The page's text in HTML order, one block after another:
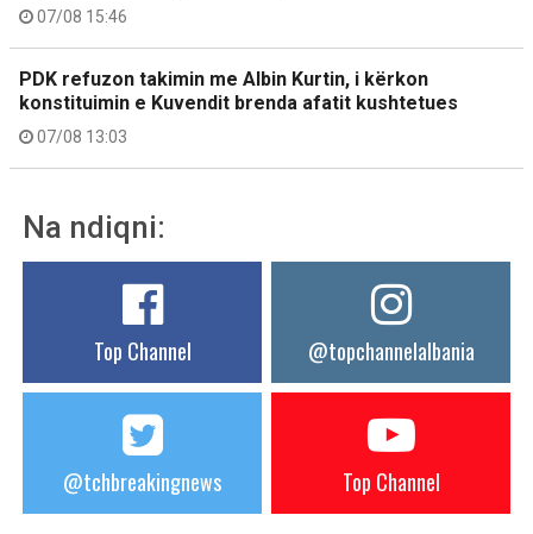
07/08 15:46
PDK refuzon takimin me Albin Kurtin, i kërkon
konstituimin e Kuvendit brenda afatit kushtetues
07/08 13:03
Na ndiqni:
Top Channel @topchannelalbania
@tchbreakingnews Top Channel